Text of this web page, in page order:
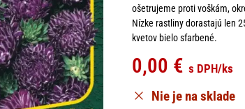
ošetrujeme proti voškám,
Nízke rastliny dorastajú len
kvetov bielo sfarbené.
0,00 € s DPH/ks
Nie je na sklade